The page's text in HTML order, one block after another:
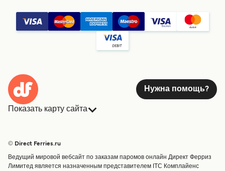
Нужна помощь?
Показать карту сайта
Страны
Обслуживание клиентов
Операторы
Грузоперевозки
© Direct Ferries.ru
Ведущий мировой вебсайт по заказам паромов онлайн Директ Ферриз
Лимитед является назначенным представителем ITC Комплайенс